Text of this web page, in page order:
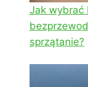
Jak wybrać
sprzątanie?